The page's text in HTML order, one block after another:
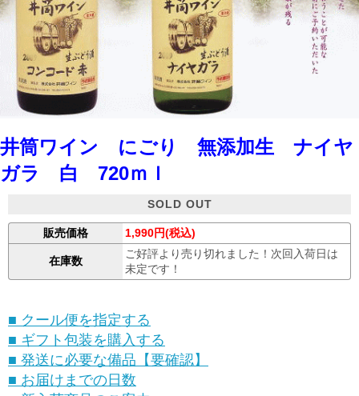
井筒ワイン にごり 無添加生 ナイヤ
ガラ 白 720ｍｌ
SOLD OUT
販売価格 1,990円(税込)
在庫数
ご好評より売り切れました！次回入荷日は
未定です！
■ クール便を指定する
■ ギフト包装を購入する
■ 発送に必要な備品【要確認】
■ お届けまでの日数